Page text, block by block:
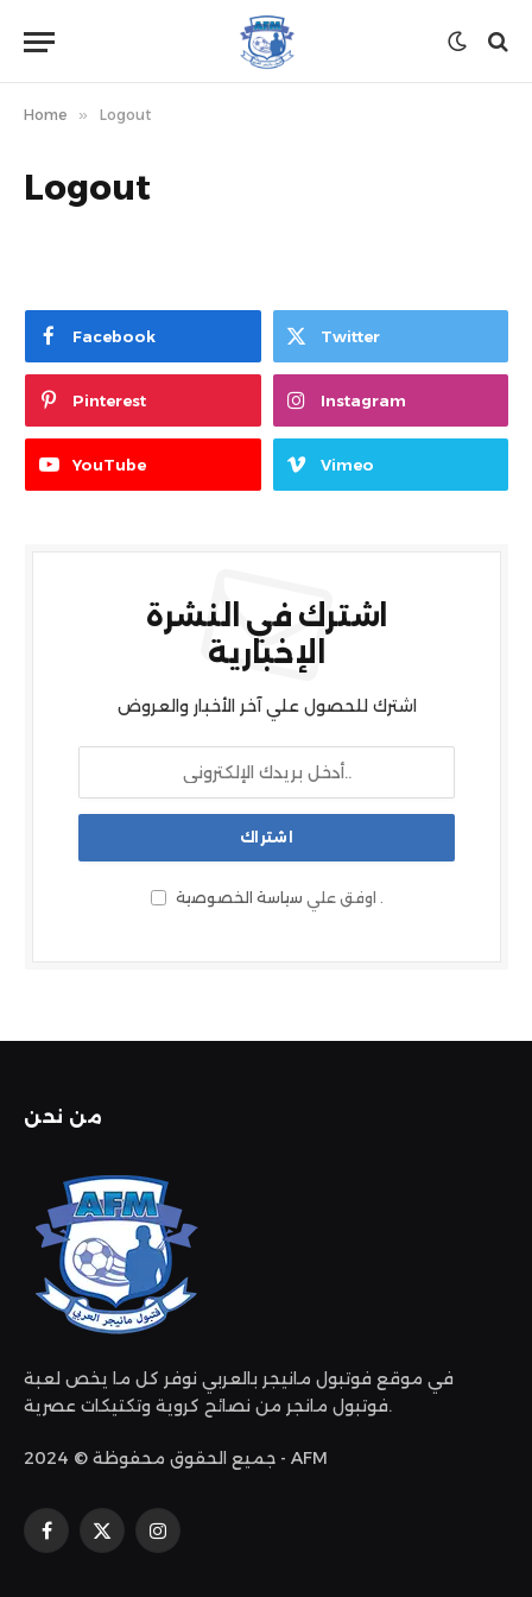
Home » Logout
Logout
Facebook Twitter
Pinterest Instagram
YouTube Vimeo
اشترك في النشرة
الإخبارية
اشترك للحصول علي آخر الأخبار والعروض
اوفق علي سياسة الخصوصية .
من نحن
في موقع فوتبول مانيجر بالعربي نوفر كل ما يخص لعبة
فوتبول مانجر من نصائح كروية وتكتيكات عصرية.
جميع الحقوق محفوظة © 2024 - AFM
فيسبوك
X
الانستغرام